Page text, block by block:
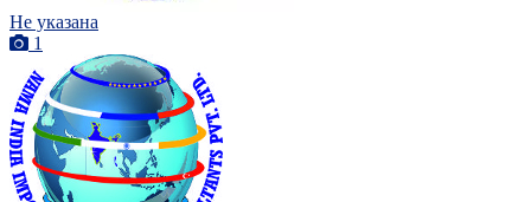
Не указана
1